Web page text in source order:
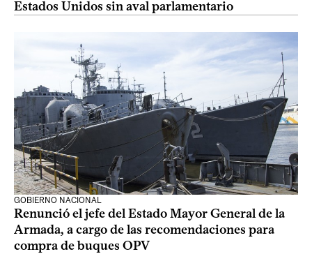
Estados Unidos sin aval parlamentario
GOBIERNO NACIONAL
Renunció el jefe del Estado Mayor General de la
Armada, a cargo de las recomendaciones para
compra de buques OPV